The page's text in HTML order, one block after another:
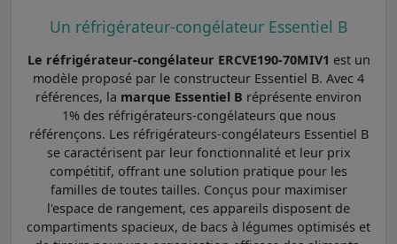
Un réfrigérateur-congélateur Essentiel B
Le réfrigérateur-congélateur ERCVE190-70MIV1 est un
modèle proposé par le constructeur Essentiel B. Avec 4
références, la marque Essentiel B réprésente environ
1% des réfrigérateurs-congélateurs que nous
référençons. Les réfrigérateurs-congélateurs Essentiel B
se caractérisent par leur fonctionnalité et leur prix
compétitif, offrant une solution pratique pour les
familles de toutes tailles. Conçus pour maximiser
l'espace de rangement, ces appareils disposent de
compartiments spacieux, de bacs à légumes optimisés et